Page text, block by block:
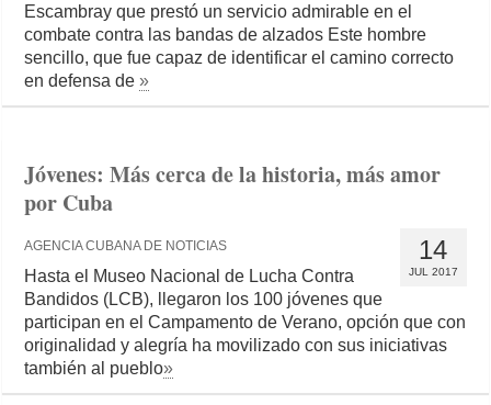
Escambray que prestó un servicio admirable en el
combate contra las bandas de alzados Este hombre
sencillo, que fue capaz de identifi­car el camino correcto
en defensa de»
Jóvenes: Más cerca de la historia, más amor
por Cuba
14
JUL 2017
AGENCIA CUBANA DE NOTICIAS
Hasta el Museo Nacional de Lucha Contra
Bandidos (LCB), llegaron los 100 jóvenes que
participan en el Campamento de Verano, opción que con
originalidad y alegría ha movilizado con sus iniciativas
también al pueblo»